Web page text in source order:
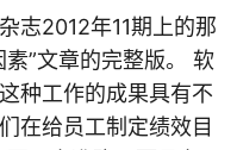
志2012年11期上的那
”文章的完整版。 软
种工作的成果具有不
在给员工制定绩效目